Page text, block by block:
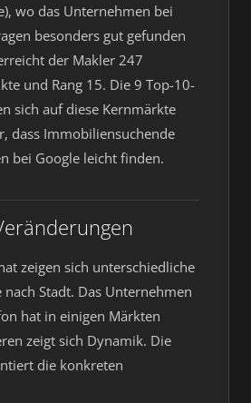
wo das Unternehmen bei
besonders gut gefunden
der Makler 247
und Rang 15. Die 9 Top-10-
sich auf diese Kernmärkte
dass Immobiliensuchende
bei Google leicht finden.
zeigen sich unterschiedliche
Stadt. Das Unternehmen
hat in einigen Märkten
zeigt sich Dynamik. Die
die konkreten